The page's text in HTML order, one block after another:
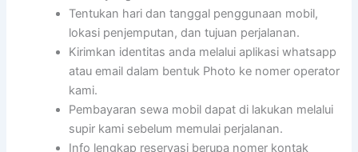
Tentukan hari dan tanggal penggunaan mobil,
lokasi penjemputan, dan tujuan perjalanan.
Kirimkan identitas anda melalui aplikasi whatsapp
atau email dalam bentuk Photo ke nomer operator
kami.
Pembayaran sewa mobil dapat di lakukan melalui
supir kami sebelum memulai perjalanan.
Info lengkap reservasi berupa nomer kontak